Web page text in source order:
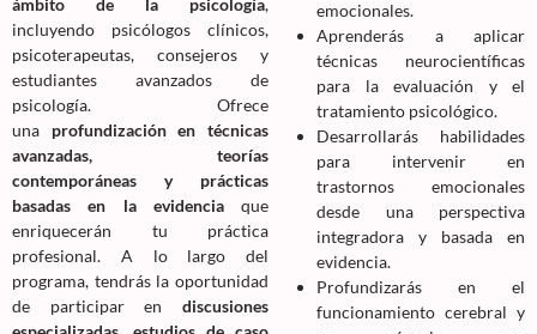
ámbito de la psicología,
incluyendo psicólogos clínicos,
psicoterapeutas, consejeros y
estudiantes avanzados de
psicología. Ofrece
una profundización en técnicas
avanzadas, teorías
contemporáneas y prácticas
basadas en la evidenciaque
enriquecerán tu práctica
profesional. A lo largo del
programa, tendrás la oportunidad
de participar en discusiones
emocionales.
Aprenderás a aplicar
técnicas neurocientíficas
para la evaluación y el
tratamiento psicológico.
Desarrollarás habilidades
para intervenir en
trastornos emocionales
desde una perspectiva
integradora y basada en
evidencia.
Profundizarás en el
funcionamiento cerebral y